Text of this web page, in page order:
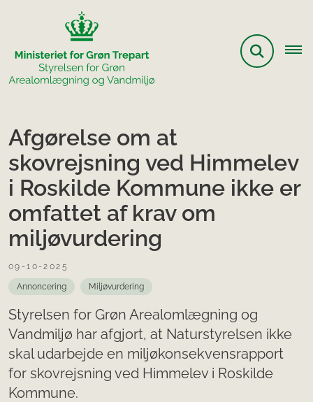
Afgørelse om at
skovrejsning ved Himmelev
i Roskilde Kommune ikke er
omfattet af krav om
miljøvurdering
09-10-2025
Annoncering Miljøvurdering
Styrelsen for Grøn Arealomlægning og
Vandmiljø har afgjort, at Naturstyrelsen ikke
skal udarbejde en miljøkonsekvensrapport
for skovrejsning ved Himmelev i Roskilde
Kommune.